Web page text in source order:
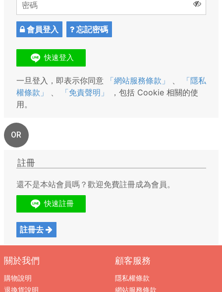
會員登入 忘記密碼
一旦登入，即表示你同意 「網站服務條款」
「隱私
權條款」
「免責聲明」
，包括 Cookie 相關的使
用。
OR
註冊
還不是本站會員嗎？歡迎免費註冊成為會員。
註冊去
關於我們
購物說明
退換貨說明
顧客服務
隱私權條款
網站服務條款